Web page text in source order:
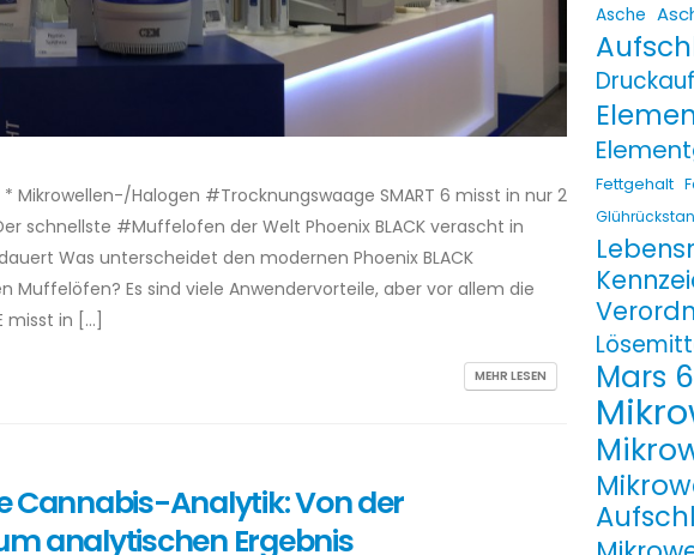
Asche
Fettgehalt
Mars 6
Halogen #Trocknungswaage SMART 6 misst in nur 2
schnellste #Muffelofen der Welt Phoenix BLACK verascht in
Was unterscheidet den modernen Phoenix BLACK
Muffelöfen? Es sind viele Anwendervorteile, aber vor allem die
misst in […]
MEHR LESEN
Cannabis-Analytik: Von der
analytischen Ergebnis